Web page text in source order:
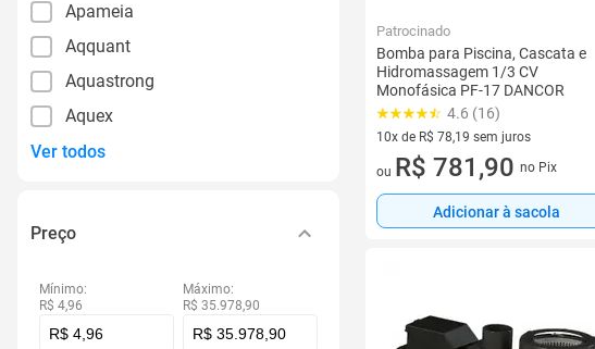
Apameia
Aqquant
Aquastrong
Aquex
Ver todos
Preço
Mínimo:
R$ 4,96
Máximo:
R$ 35.978,90
Patrocinado
Bomba para Piscina, Cascata e
Hidromassagem 1/3 CV
Monofásica PF-17 DANCOR
4.6 (16)
10x de R$ 78,19 sem juros
10 vez de R$ 78,19 sem juros
ou R$ 781,90 no Pix
Adicionar à sacola